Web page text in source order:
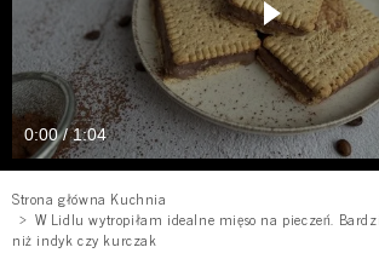
0:00 / 1:04
Strona główna Kuchnia
W Lidlu wytropiłam idealne mięso na pieczeń.
niż indyk czy kurczak